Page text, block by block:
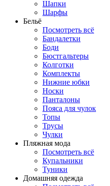
Шапки
Шарфы
Бельё
Посмотреть всё
Бандалетки
Боди
Бюстгальтеры
Колготки
Комплекты
Нижние юбки
Носки
Панталоны
Поясa для чулок
Топы
Трусы
Чулки
Пляжная мода
Посмотреть всё
Купальники
Туники
Домашняя одежда